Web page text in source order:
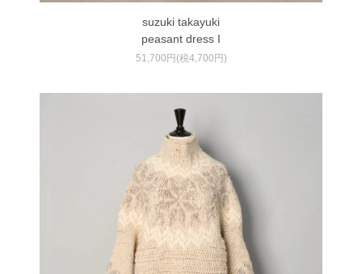
suzuki takayuki
peasant dress I
51,700円(税4,700円)